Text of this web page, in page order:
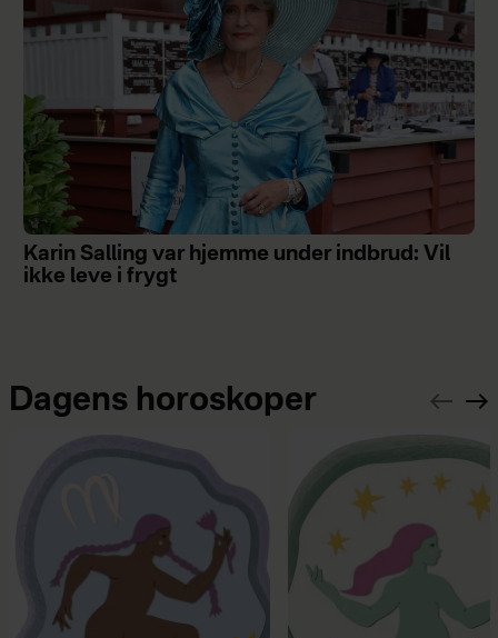
Karin Salling var hjemme under indbrud: Vil
ikke leve i frygt
Dagens horoskoper